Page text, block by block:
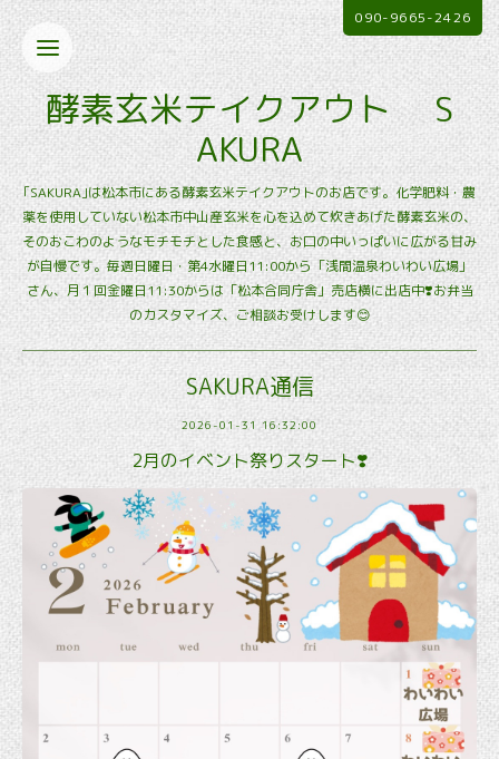
酵素玄米テイクアウト S
AKURA
｢SAKURA｣は松本市にある酵素玄米テイクアウトのお店です。化学肥料・農
薬を使用していない松本市中山産玄米を心を込めて炊きあげた酵素玄米の、
そのおこわのようなモチモチとした食感と、お口の中いっぱいに広がる甘み
が自慢です。毎週日曜日・第4水曜日11:00から「浅間温泉わいわい広場」
さん、月１回金曜日11:30からは「松本合同庁舎」売店横に出店中❣️お弁当
のカスタマイズ、ご相談お受けします😊
090-9665-2426
SAKURA通信
2026-01-31 16:32:00
2月のイベント祭りスタート❣️